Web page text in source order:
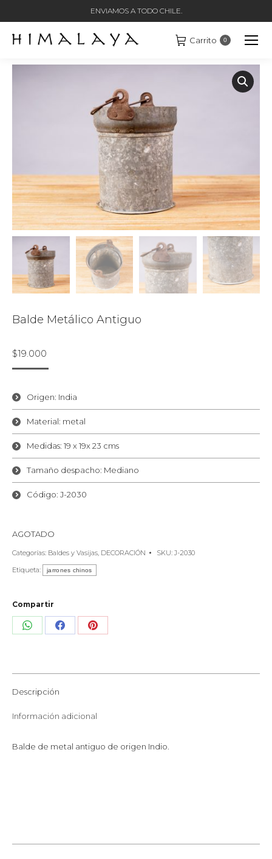
ENVIAMOS A TODO CHILE.
Carrito 0
Balde Metálico Antiguo
$19.000
Origen: India
Material: metal
Medidas: 19 x 19x 23 cms
Tamaño despacho: Mediano
Código: J-2030
AGOTADO
Categorías: Baldes y Vasijas, DECORACIÓN SKU: J-2030
Etiqueta:
jarrones chinos
Compartir
Share Share Share
Descripción
Información adicional
Balde de metal antiguo de origen Indio.